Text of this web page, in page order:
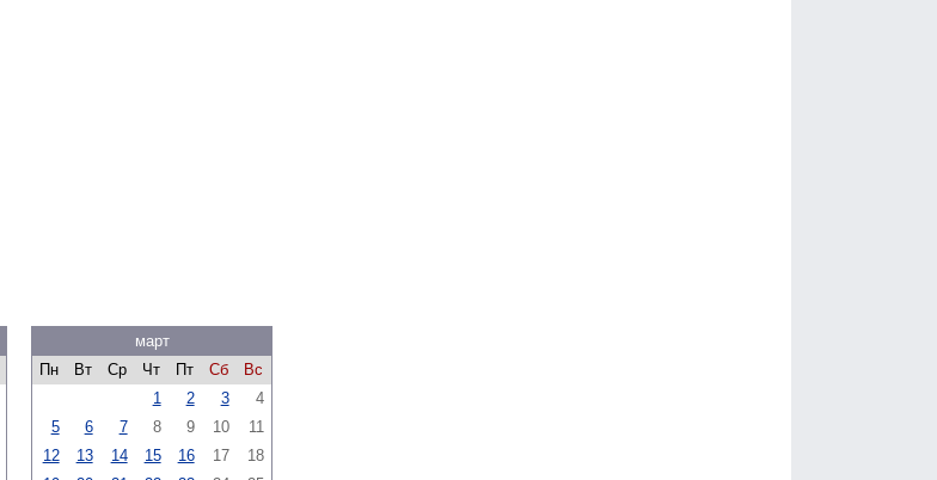
март
Пн
Вт Ср Чт Пт Сб
Вс
1
2 3
4
5
6 7 8 9 10
11
12
13 14 15 16 17
18